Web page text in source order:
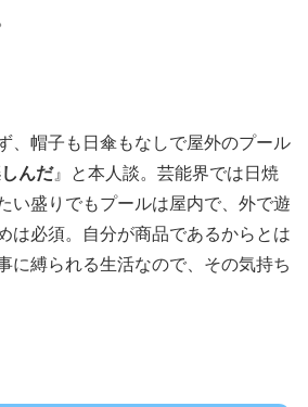
、帽子も日傘もなしで屋外のプール
んだ』と本人談。芸能界では日焼
い盛りでもプールは屋内で、外で遊
は必須。自分が商品であるからとは
に縛られる生活なので、その気持ち